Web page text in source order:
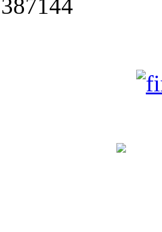
387144